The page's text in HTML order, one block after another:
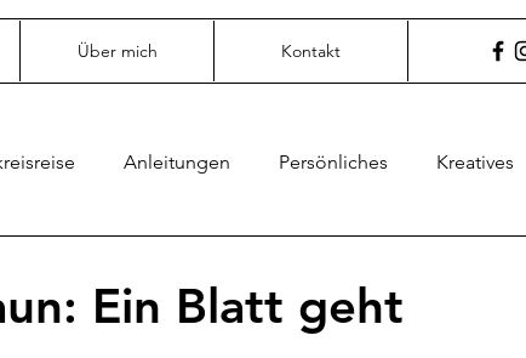
Über mich Kontakt
Anleitungen Persönliches Kreatives
Ein Blatt geht